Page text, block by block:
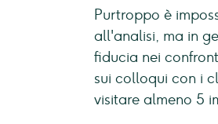
Purtroppo è
all'analisi, ma in
fiducia nei
sui colloqui con i
visitare almeno 5